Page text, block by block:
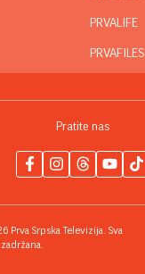
PRVALIFE
PRVAFILES
Pratite nas
Srpska Televizija. Sva